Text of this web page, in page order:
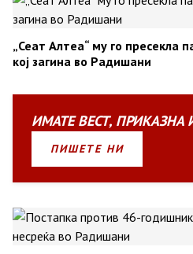
„Сеат Алтеа“ му го пресекла
кој загина во Радишани
ИМАТЕВЕСТ, ПРИКАЗНА
ПИШЕТЕ НИ